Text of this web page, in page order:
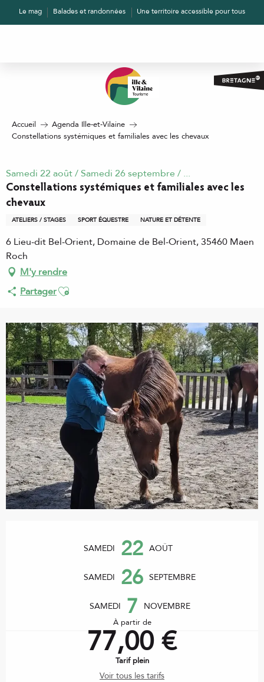
AllerLe mag Balades et randonnées Une territoire accessible pour tous
Accueil
Agenda Ille-et-Vilaine
Constellations systémiques et familiales avec les chevaux
Samedi 22 août / Samedi 26 septembre / ...
Constellations systémiques et familiales avec les
chevaux
ATELIERS / STAGES SPORT ÉQUESTRE NATURE ET DÉTENTE
6 Lieu-dit Bel-Orient, Domaine de Bel-Orient, 35460 Maen
Roch
M'y rendre
PartagerAjouter aux favoris
SAMEDI 22 AOÛT
SAMEDI 26 SEPTEMBRE
SAMEDI 7 NOVEMBRE
À partir de
77,00 €
Tarif plein
Voir tous les tarifs